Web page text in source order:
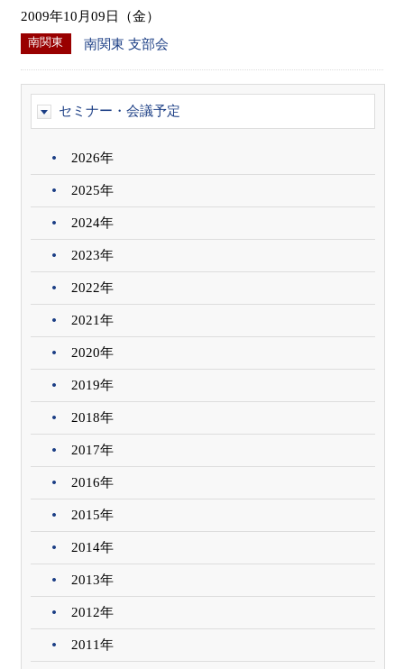
2009年10月09日（金）
南関東 南関東 支部会
セミナー・会議予定
2026年
2025年
2024年
2023年
2022年
2021年
2020年
2019年
2018年
2017年
2016年
2015年
2014年
2013年
2012年
2011年